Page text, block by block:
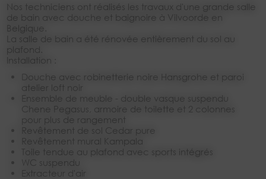
Nos techniciens ont réalisés les travaux d'une grande salle
de bain avec douche et baignoire à Vilvoorde en
Belgique.
La salle de bain a été rénovée entièrement du sol au
plafond.
Installation :
Douche avec robinetterie noire Hansgrohe et paroi
atelier loft noir
Ensemble de meuble - double vasque suspendu
Chene Pegasus, armoire de toilette et 2 colonnes
pour plus de rangement
Revêtement de sol Cedar pure
Revêtement mural Kampala
Toile tendue au plafond avec sports intégrés
WC suspendu
extracteur d'air